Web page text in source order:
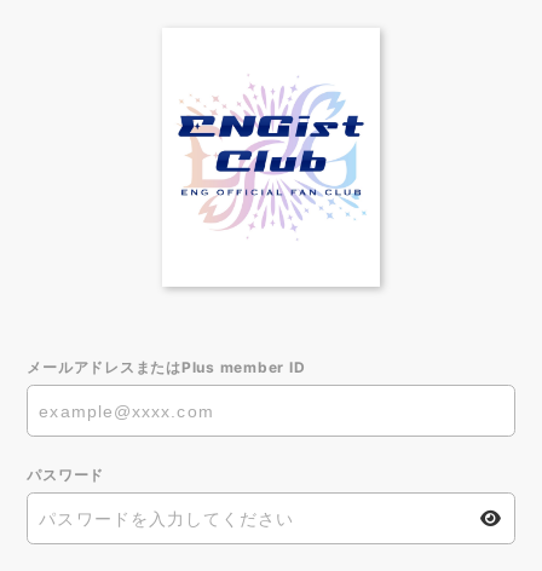
メールアドレスまたはPlus member ID
パスワード